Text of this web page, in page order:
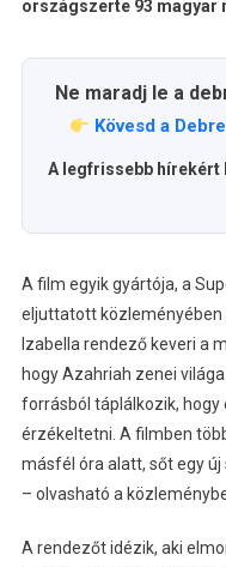
országszerte 93 magyar
Ne maradj le a
Kövesd a
A legfrissebb hírekért
A film egyik gyártója, a
eljuttatott közleményében
Izabella rendező keveri a
hogy Azahriah zenei
forrásból táplálkozik,
érzékeltetni. A filmben
másfél óra alatt, sőt egy
– olvasható a
A rendezőt idézik, aki